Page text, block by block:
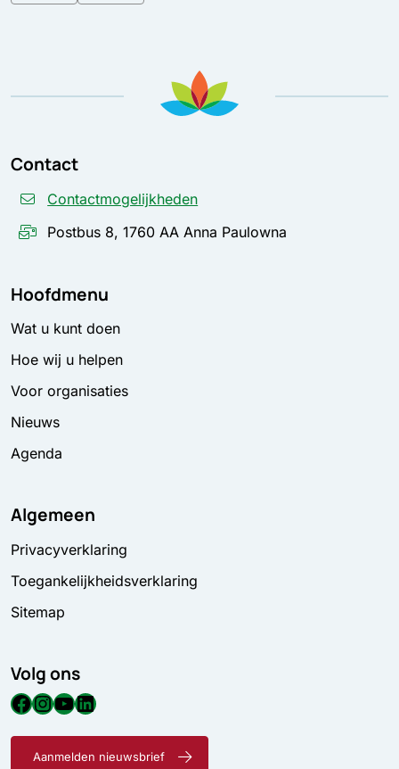
Contact
Contactmogelijkheden
Postbus 8, 1760 AA Anna Paulowna
Hoofdmenu
Wat u kunt doen
Hoe wij u helpen
Voor organisaties
Nieuws
Agenda
Algemeen
Privacyverklaring
Toegankelijkheidsverklaring
Sitemap
Volg ons
Facebook InstagramYouTube LinkedIn
Aanmelden nieuwsbrief